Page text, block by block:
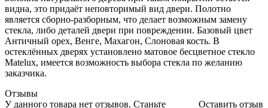
видна, это придаёт неповторимый вид двери. Полотно
является сборно-разборным, что делает возможным замену
стекла, либо деталей двери при повреждении. Базовый цвет
Античный орех, Венге, Махагон, Слоновая кость. В
остеклённых дверях установлено матовое бесцветное стекло
Matelux, имеется возможность выбора стекла по желанию
заказчика.
Отзывы
Оставить отзыв
У данного товара нет отзывов. Станьте